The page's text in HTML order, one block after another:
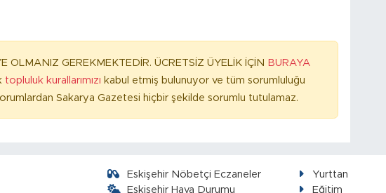
OLMANIZ GEREKMEKTEDİR. ÜCRETSİZ ÜYELİK İÇİN BURAYA
topluluk kurallarımızı kabul etmiş bulunuyor ve tüm sorumluluğu
Sakarya Gazetesi hiçbir şekilde sorumlu tutulamaz.
Eskişehir Nöbetçi Eczaneler
Eskişehir Hava Durumu
Yurttan
Eğitim